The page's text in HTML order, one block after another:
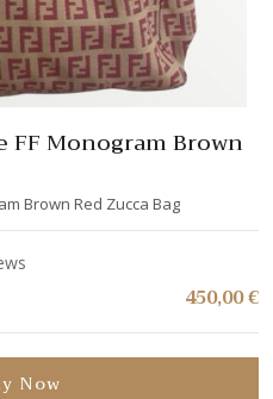
FF Monogram Brown
Brown Red Zucca Bag
450,00€
Now